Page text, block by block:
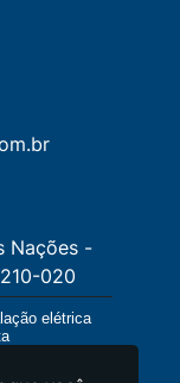
Solar
Nações -
020
elétrica